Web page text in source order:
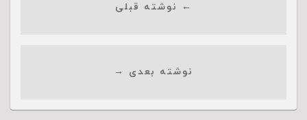
← نوشته قبلی
نوشته بعدی →